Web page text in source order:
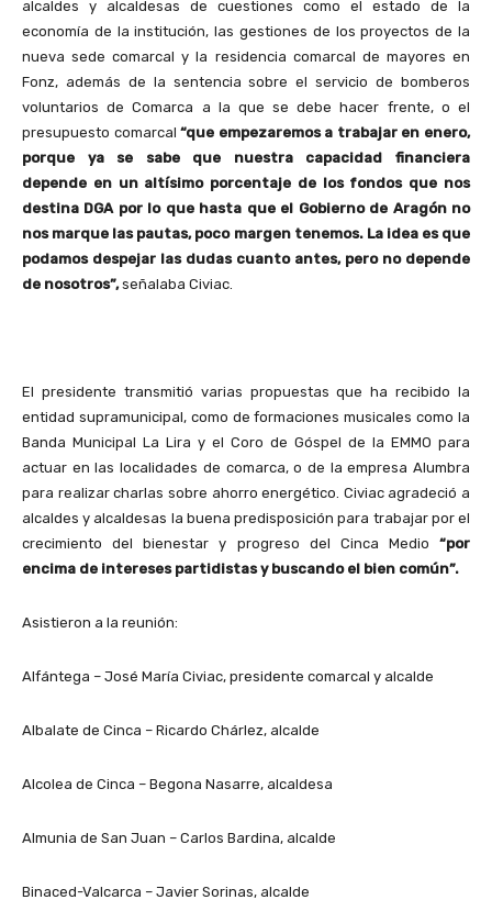
alcaldes y alcaldesas de cuestiones como el estado de la
economía de la institución, las gestiones de los proyectos de la
nueva sede comarcal y la residencia comarcal de mayores en
Fonz, además de la sentencia sobre el servicio de bomberos
voluntarios de Comarca a la que se debe hacer frente, o el
presupuesto comarcal“que empezaremos a trabajar en enero,
porque ya se sabe que nuestra capacidad financiera
depende en un altísimo porcentaje de los fondos que nos
destina DGA por lo que hasta que el Gobierno de Aragón no
nos marque las pautas, poco margen tenemos. La idea es que
podamos despejar las dudas cuanto antes, pero no depende
de nosotros”,señalaba Civiac.
El presidente transmitió varias propuestas que ha recibido la
entidad supramunicipal, como de formaciones musicales como la
Banda Municipal La Lira y el Coro de Góspel de la EMMO para
actuar en las localidades de comarca, o de la empresa Alumbra
para realizar charlas sobre ahorro energético. Civiac agradeció a
alcaldes y alcaldesas la buena predisposición para trabajar por el
crecimiento del bienestar y progreso del Cinca Medio “por
encima de intereses partidistas y buscando el bien común”.
Asistieron a la reunión:
Alfántega – José María Civiac, presidente comarcal y alcalde
Albalate de Cinca – Ricardo Chárlez, alcalde
Alcolea de Cinca – Begona Nasarre, alcaldesa
Almunia de San Juan – Carlos Bardina, alcalde
Binaced-Valcarca – Javier Sorinas, alcalde